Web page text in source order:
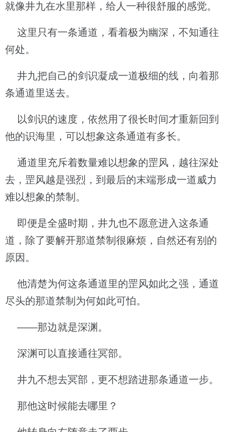
就像井九在水里那样，给人一种很舒服的感觉。
这里只有一条通道，看着极为幽深，不知通往
何处。
井九把自己的剑识凝成一道极细的线，向着那
条通道里送去。
以剑识的速度，依然用了很长时间才重新回到
他的识海里，可以想象这条通道有多长。
通道里充斥着数量难以想象的罡风，越往深处
去，罡风越是强烈，到最后的末端形成一道威力
难以想象的禁制。
即便是全盛时期，井九也不愿意进入这条通
道，除了要解开那道禁制很麻烦，自然还有别的
原因。
他清楚为何这条通道里的罡风如此之强，通道
尽头的那道禁制为何如此可怕。
——那边就是深渊。
深渊可以直接通往冥部。
井九不想去冥部，更不想踏进那条通道一步。
那他这时候能去哪里？